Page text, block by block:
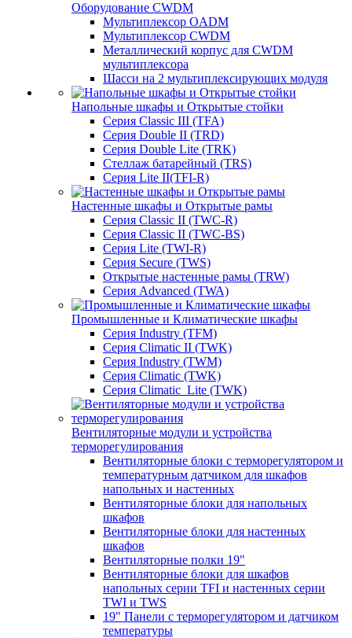
Оборудование CWDM
Мультиплекcор OADM
Мультиплексор CWDM
Металлический корпус для CWDM
мультиплексора
Шасси на 2 мультиплексирующих модуля
Напольные шкафы и Открытые стойки
Серия Classic III (TFA)
Серия Double II (TRD)
Серия Double Lite (TRK)
Стеллаж батарейный (TRS)
Серия Lite II(TFI-R)
Настенные шкафы и Открытые рамы
Серия Classic II (TWC-R)
Серия Classic II (TWC-BS)
Серия Lite (TWI-R)
Серия Secure (TWS)
Открытые настенные рамы (TRW)
Серия Advanced (TWA)
Промышленные и Климатические шкафы
Серия Industry (TFM)
Серия Climatic II (TWK)
Серия Industry (TWM)
Серия Climatic (TWK)
Серия Climatic_Lite (TWK)
Вентиляторные модули и устройства
терморегулирования
Вентиляторные блоки с терморегулятором и
температурным датчиком для шкафов
напольных и настенных
Вентиляторные блоки для напольных
шкафов
Вентиляторные блоки для настенных
шкафов
Вентиляторные полки 19"
Вентиляторные блоки для шкафов
напольных серии TFI и настенных серии
TWI и TWS
19" Панели с терморегулятором и датчиком
температуры